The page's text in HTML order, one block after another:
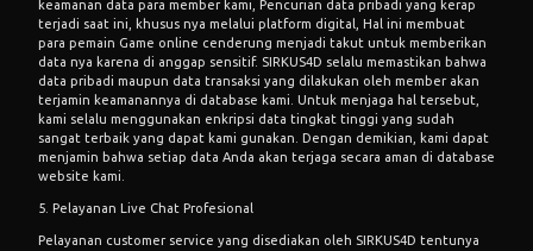
keamanan data para member kami, Pencurian data pribadi yang kerap
terjadi saat ini, khusus nya melalui platform digital, Hal ini membuat
para pemain Game online cenderung menjadi takut untuk memberikan
data nya karena di anggap sensitif. SIRKUS4D selalu memastikan bahwa
data pribadi maupun data transaksi yang dilakukan oleh member akan
terjamin keamanannya di database kami. Untuk menjaga hal tersebut,
kami selalu menggunakan enkripsi data tingkat tinggi yang sudah
sangat terbaik yang dapat kami gunakan. Dengan demikian, kami dapat
menjamin bahwa setiap data Anda akan terjaga secara aman di database
website kami.
5. Pelayanan Live Chat Profesional
Pelayanan customer service yang disediakan oleh SIRKUS4D tentunya